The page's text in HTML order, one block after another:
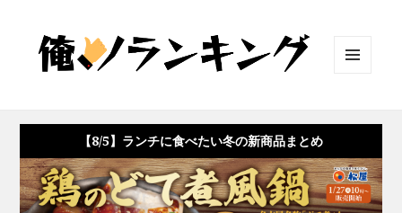
ット
【8/5】ランチに食べたい冬の新商品まとめ